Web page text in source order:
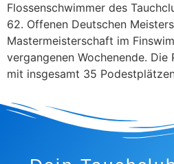
Flossenschwimmer des
62. Offenen Deutschen
Mastermeisterschaft im
vergangenen Wochenende. Die
mit insgesamt 35